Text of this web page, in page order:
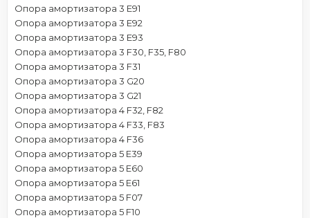
Опора амортизатора 3 E91
Опора амортизатора 3 E92
Опора амортизатора 3 E93
Опора амортизатора 3 F30, F35, F80
Опора амортизатора 3 F31
Опора амортизатора 3 G20
Опора амортизатора 3 G21
Опора амортизатора 4 F32, F82
Опора амортизатора 4 F33, F83
Опора амортизатора 4 F36
Опора амортизатора 5 E39
Опора амортизатора 5 E60
Опора амортизатора 5 E61
Опора амортизатора 5 F07
Опора амортизатора 5 F10